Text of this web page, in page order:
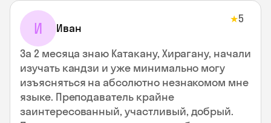
И Иван
★5
За 2 месяца знаю Катакану, Хирагану, начали
изучать кандзи и уже минимально могу
изъясняться на абсолютно незнакомом мне
языке. Преподаватель крайне
заинтересованный, участливый, добрый.